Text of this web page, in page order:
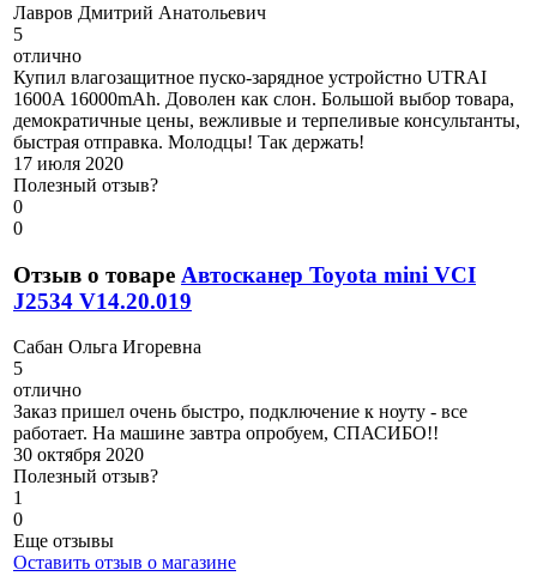
Лавров Дмитрий Анатольевич
5
отлично
Купил влагозащитное пуско-зарядное устройстно UTRAI
1600A 16000mAh. Доволен как слон. Большой выбор товара,
демократичные цены, вежливые и терпеливые консультанты,
быстрая отправка. Молодцы! Так держать!
17 июля 2020
Полезный отзыв?
0
0
Отзыв о товаре Автосканер Toyota mini VCI
J2534 V14.20.019
Сабан Ольга Игоревна
5
отлично
Заказ пришел очень быстро, подключение к ноуту - все
работает. На машине завтра опробуем, СПАСИБО!!
30 октября 2020
Полезный отзыв?
1
0
Еще отзывы
Оставить отзыв о магазине